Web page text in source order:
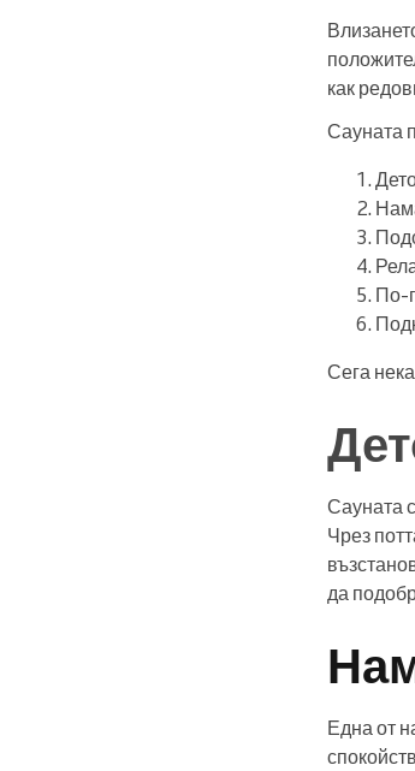
как
Сауната
По-
Сега
Сауната
Чрез
да
Една от